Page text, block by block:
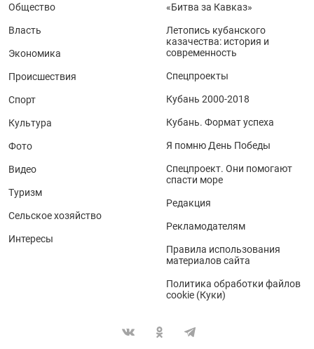
Общество
Власть
Экономика
Происшествия
Спорт
Культура
Фото
Видео
Туризм
Сельское хозяйство
Интересы
«Битва за Кавказ»
Летопись кубанского
казачества: история и
современность
Спецпроекты
Кубань 2000-2018
Кубань. Формат успеха
Я помню День Победы
Спецпроект. Они помогают
спасти море
Редакция
Рекламодателям
Правила использования
материалов сайта
Политика обработки файлов
cookie (Куки)